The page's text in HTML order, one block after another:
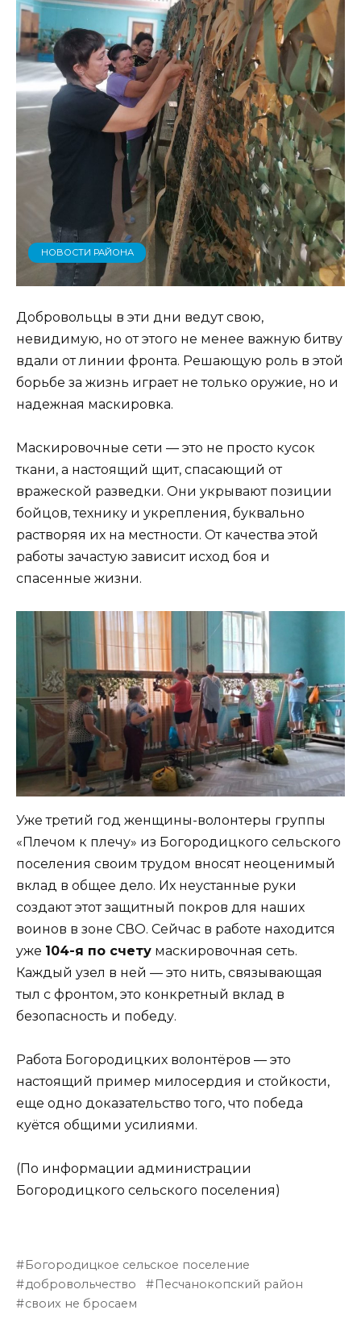
НОВОСТИ РАЙОНА
Добровольцы в эти дни ведут свою,
невидимую, но от этого не менее важную битву
вдали от линии фронта. Решающую роль в этой
борьбе за жизнь играет не только оружие, но и
надежная маскировка.
Маскировочные сети — это не просто кусок
ткани, а настоящий щит, спасающий от
вражеской разведки. Они укрывают позиции
бойцов, технику и укрепления, буквально
растворяя их на местности. От качества этой
работы зачастую зависит исход боя и
спасенные жизни.
Уже третий год женщины-волонтеры группы
«Плечом к плечу» из Богородицкого сельского
поселения своим трудом вносят неоценимый
вклад в общее дело. Их неустанные руки
создают этот защитный покров для наших
воинов в зоне СВО. Сейчас в работе находится
уже 104-я по счету маскировочная сеть.
Каждый узел в ней — это нить, связывающая
тыл с фронтом, это конкретный вклад в
безопасность и победу.
Работа Богородицких волонтёров — это
настоящий пример милосердия и стойкости,
еще одно доказательство того, что победа
куётся общими усилиями.
(По информации администрации
Богородицкого сельского поселения)
Богородицкое сельское поселение
добровольчество
Песчанокопский район
своих не бросаем